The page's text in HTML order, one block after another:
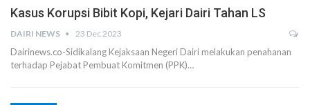
Kasus Korupsi Bibit Kopi, Kejari Dairi Tahan LS
DAIRI NEWS 23 Dec 2023
Dairinews.co-Sidikalang Kejaksaan Negeri Dairi melakukan penahanan
terhadap Pejabat Pembuat Komitmen (PPK)…